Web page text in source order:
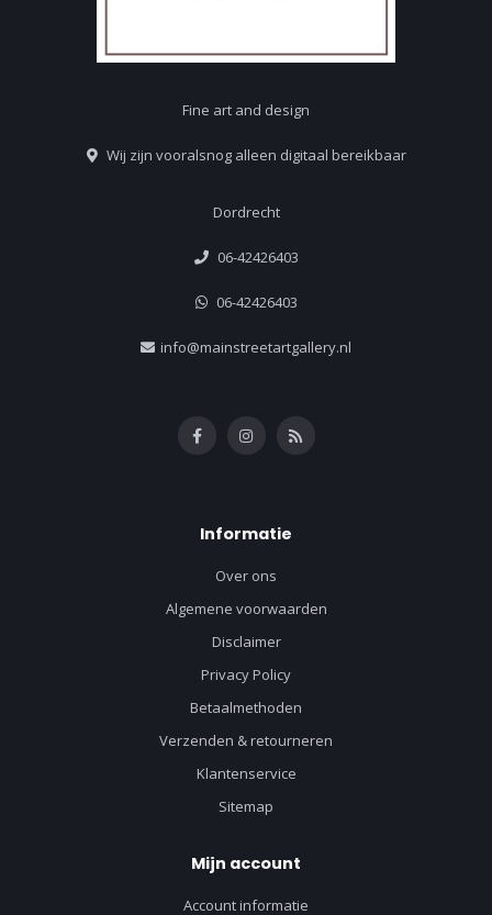
Fine art and design
Wij zijn vooralsnog alleen digitaal bereikbaar
Dordrecht
06-42426403
06-42426403
info@mainstreetartgallery.nl
Informatie
Over ons
Algemene voorwaarden
Disclaimer
Privacy Policy
Betaalmethoden
Verzenden & retourneren
Klantenservice
Sitemap
Mijn account
Account informatie